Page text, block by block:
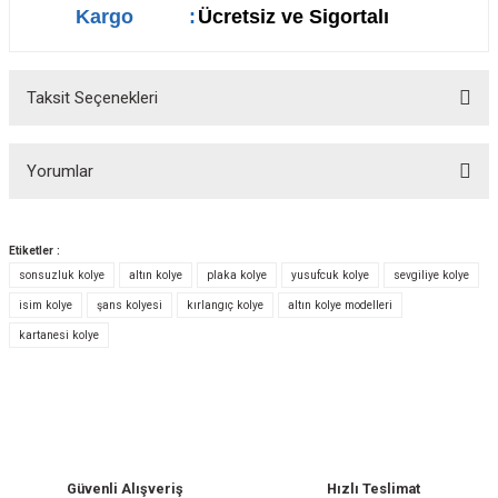
Kargo
: Ücretsiz ve Sigortalı
Taksit Seçenekleri
Yorumlar
Bu ürüne ilk yorumu siz yapın!
Etiketler :
sonsuzluk kolye
altın kolye plaka kolye yusufcuk kolye sevgiliye kolye
isim kolye şans kolyesi kırlangıç kolye altın kolye modelleri
kartanesi kolye
Güvenli Alışveriş Hızlı Teslimat